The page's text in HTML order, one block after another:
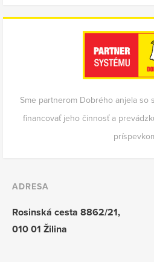
Sme partnerom Dobrého anjela so
financovať jeho činnosť a
ADRESA
Rosinská cesta 8862/21,
010 01 Žilina